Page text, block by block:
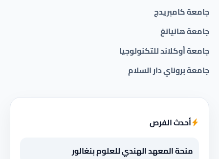
جامعة كامبريدج
جامعة هانيانغ
جامعة أوكلاند للتكنولوجيا
جامعة بروناي دار السلام
أحدث الفرص
منحة المعهد الهندي للعلوم بنغالور